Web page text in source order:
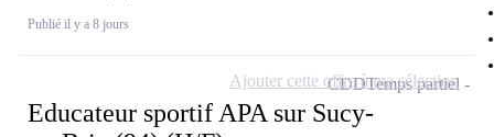
Publié il y a 8 jours
Educateur sportif APA sur Sucy-
CDDTemps partiel
Ajouter cette offre à ma sélection